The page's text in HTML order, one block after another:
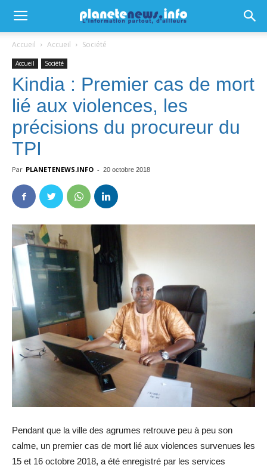
Accueil Accueil Société
Accueil Société
Kindia : Premier cas de mort
lié aux violences, les
précisions du procureur du
TPI
Par PLANETENEWS.INFO - 20 octobre 2018
Pendant que la ville des agrumes retrouve peu à peu son
calme, un premier cas de mort lié aux violences survenues les
15 et 16 octobre 2018, a été enregistré par les services